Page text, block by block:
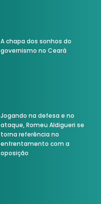
A chapa dos sonhos do
governismo no Ceará
Jogando na defesa e no
ataque, Romeu Aldigueri se
torna referência no
enfrentamento com a
oposição